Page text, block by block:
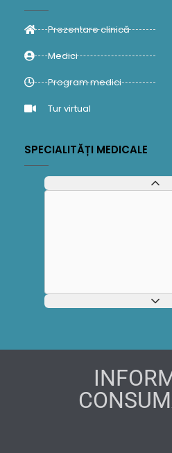
Prezentare clinică
Medici
Program medici
Tur virtual
SPECIALITĂȚI MEDICALE